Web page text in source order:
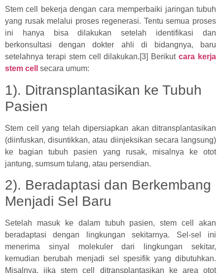
Stem cell bekerja dengan cara memperbaiki jaringan tubuh
yang rusak melalui proses regenerasi. Tentu semua proses
ini hanya bisa dilakukan setelah identifikasi dan
berkonsultasi dengan dokter ahli di bidangnya, baru
setelahnya terapi stem cell dilakukan.[3] Berikutcara kerja
stem cell
secara umum:
1). Ditransplantasikan ke Tubuh
Pasien
Stem cell yang telah dipersiapkan akan ditransplantasikan
(diinfuskan, disuntikkan, atau diinjeksikan secara langsung)
ke bagian tubuh pasien yang rusak, misalnya ke otot
jantung, sumsum tulang, atau persendian.
2). Beradaptasi dan Berkembang
Menjadi Sel Baru
Setelah masuk ke dalam tubuh pasien, stem cell akan
beradaptasi dengan lingkungan sekitarnya. Sel-sel ini
menerima sinyal molekuler dari lingkungan sekitar,
kemudian berubah menjadi sel spesifik yang dibutuhkan.
Misalnya, jika stem cell ditransplantasikan ke area otot